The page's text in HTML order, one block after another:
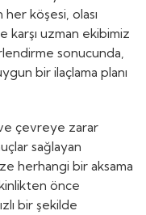
her köşesi, olası
karşı uzman ekibimiz
sonucunda,
bir ilaçlama planı
ve çevreye zarar
sağlayan
herhangi bir aksama
önce
bir şekilde